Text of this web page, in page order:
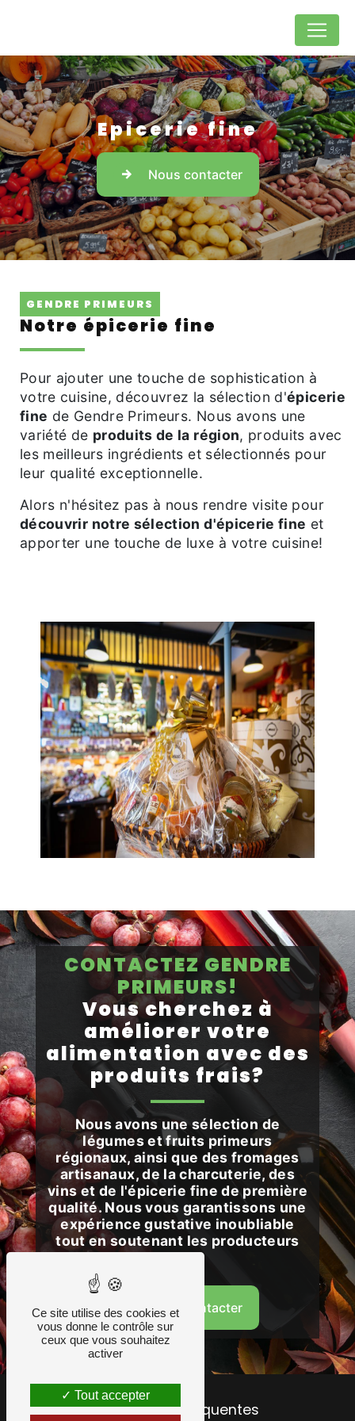
Epicerie fine
Nous contacter
GENDRE PRIMEURS
Notre épicerie fine
Pour ajouter une touche de sophistication à
votre cuisine, découvrez la sélection d'épicerie
fine de Gendre Primeurs. Nous avons une
variété de produits de la région, produits avec
les meilleurs ingrédients et sélectionnés pour
leur qualité exceptionnelle.
Alors n'hésitez pas à nous rendre visite pour
découvrir notre sélection d'épicerie fine et
apporter une touche de luxe à votre cuisine!
CONTACTEZ GENDRE
PRIMEURS!
Vous cherchez à
améliorer votre
alimentation avec des
produits frais?
Nous avons une sélection de
légumes et fruits primeurs
régionaux, ainsi que des fromages
artisanaux, de la charcuterie, des
vins et de l'épicerie fine de première
qualité. Nous vous garantissons une
expérience gustative inoubliable
tout en soutenant les producteurs
locaux.
Nous contacter
Recherches fréquentes
Ce site utilise des cookies et
vous donne le contrôle sur
ceux que vous souhaitez
activer
Tout accepter